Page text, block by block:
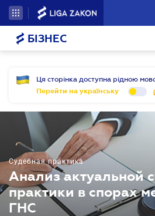
БІЗНЕС
Ця сторінка доступна рідною
Перейти на українську
Судебная практика
Анализ актуальной
практики в спорах
ГНС